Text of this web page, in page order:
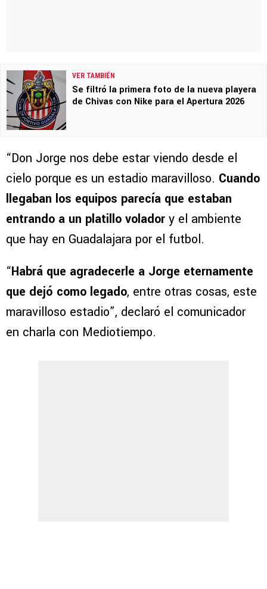
VER TAMBIÉN
Se filtró la primera foto de la nueva playera
de Chivas con Nike para el Apertura 2026
“Don Jorge nos debe estar viendo desde el
cielo porque es un estadio maravilloso. Cuando
llegaban los equipos parecía que estaban
entrando a un platillo volador y el ambiente
que hay en Guadalajara por el futbol.
“Habrá que agradecerle a Jorge eternamente
que dejó como legado, entre otras cosas, este
maravilloso estadio”, declaró el comunicador
en charla con Mediotiempo.